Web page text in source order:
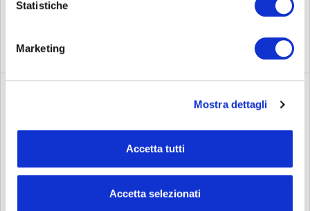
Statistiche
Marketing
Mostra dettagli
Accetta tutti
Accetta selezionati
Credit Trader
Finance – Equity
Derivatives Sales